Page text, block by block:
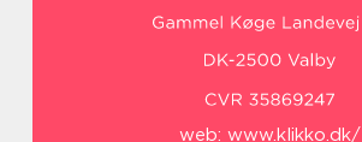
web: www.klikko.dk/